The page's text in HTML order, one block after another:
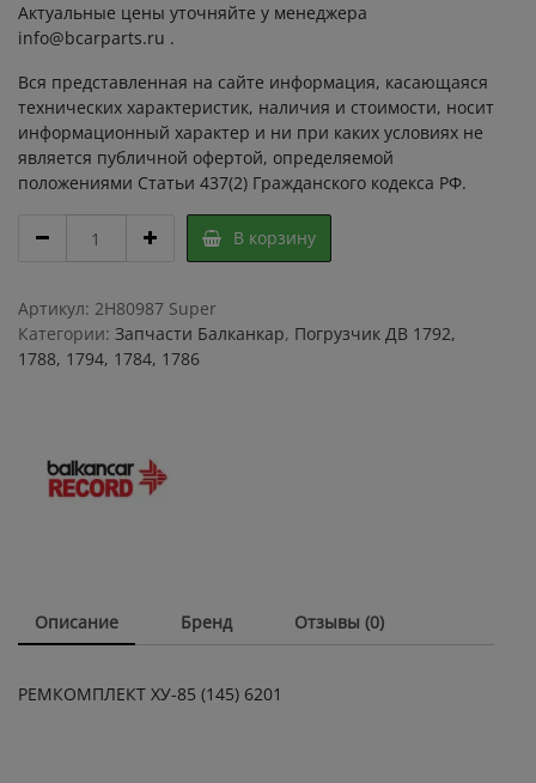
Актуальные цены уточняйте у менеджера
info@bcarparts.ru .
Вся представленная на сайте информация, касающаяся
технических характеристик, наличия и стоимости, носит
информационный характер и ни при каких условиях не
является публичной офертой, определяемой
положениями Статьи 437(2) Гражданского кодекса РФ.
РЕМКОМПЛЕКТ
ХУ-85
6201
quantity
В корзину
Артикул: 2H80987 Super
Категории: Запчасти Балканкар, Погрузчик ДВ 1792,
1788, 1794, 1784, 1786
Описание Бренд Отзывы (0)
РЕМКОМПЛЕКТ ХУ-85 (145) 6201